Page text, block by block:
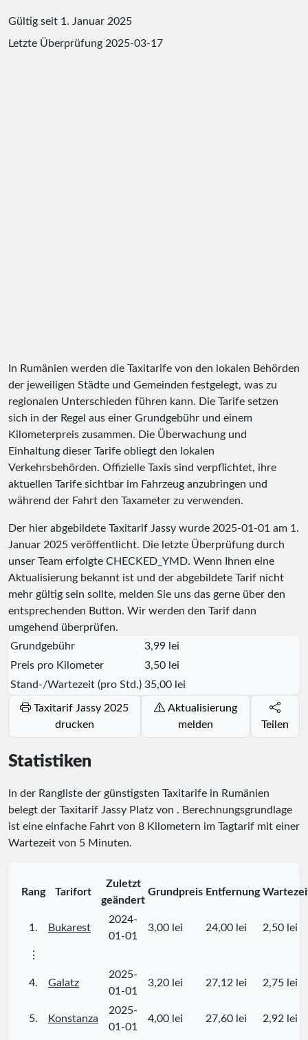
Gültig seit 1. Januar 2025
Letzte Überprüfung 2025-03-17
In Rumänien werden die Taxitarife von den lokalen Behörden
der jeweiligen Städte und Gemeinden festgelegt, was zu
regionalen Unterschieden führen kann. Die Tarife setzen
sich in der Regel aus einer Grundgebühr und einem
Kilometerpreis zusammen. Die Überwachung und
Einhaltung dieser Tarife obliegt den lokalen
Verkehrsbehörden. Offizielle Taxis sind verpflichtet, ihre
aktuellen Tarife sichtbar im Fahrzeug anzubringen und
während der Fahrt den Taxameter zu verwenden.
Der hier abgebildete Taxitarif Jassy wurde 2025-01-01 am 1.
Januar 2025 veröffentlicht. Die letzte Überprüfung durch
unser Team erfolgte CHECKED_YMD. Wenn Ihnen eine
Aktualisierung bekannt ist und der abgebildete Tarif nicht
mehr gültig sein sollte, melden Sie uns das gerne über den
entsprechenden Button. Wir werden den Tarif dann
umgehend überprüfen.
Grundgebühr
3,99 lei
Preis pro Kilometer
3,50 lei
Stand-/Wartezeit (pro Std.) 35,00 lei
Taxitarif Jassy 2025
drucken
Aktualisierung
melden
Teilen
Statistiken
In der Rangliste der günstigsten Taxitarife in Rumänien
belegt der Taxitarif Jassy Platz von . Berechnungsgrundlage
ist eine einfache Fahrt von 8 Kilometern im Tagtarif mit einer
Wartezeit von 5 Minuten.
Rang Tarifort
Zuletzt
geändert
Grundpreis Entfernung
1. Bukarest
2024-
01-01
3,00 lei 24,00 lei 2,50 lei
⋮
4. Galatz
2025-
01-01
3,20 lei 27,12 lei 2,75 lei
5. Konstanza
2025-
01-01
4,00 lei 27,60 lei 2,92 lei